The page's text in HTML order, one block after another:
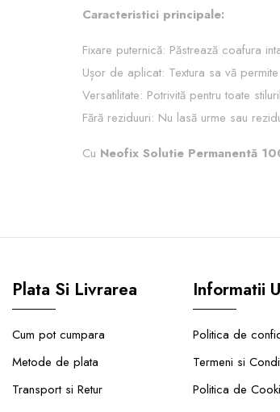
Caracteristici principale:
Fixare puternică: Păstrează coafura
Ușor de aplicat: Textura sa vă
Versatilitate: Potrivită pentru toate
Fără reziduuri: Nu lasă urme sau
Cu Neofix Solutie Permanentă
Plata Si Livrarea
Cum pot cumpara
Metode de plata
Transport si Retur
Informatii
Politica de
Termeni si
Politica de